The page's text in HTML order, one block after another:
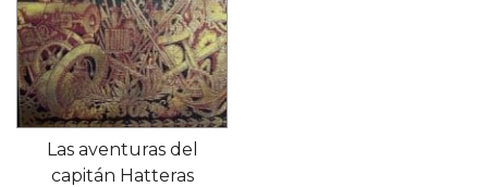
Las aventuras del
capitán Hatteras